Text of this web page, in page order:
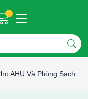
AHU Và Phòng Sạch